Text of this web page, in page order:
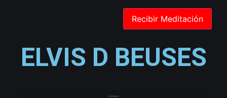
ELVIS D BEUSES